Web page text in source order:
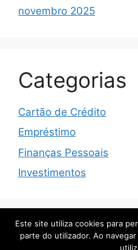
novembro 2025
Categorias
Cartão de Crédito
Empréstimo
Finanças Pessoais
Investimentos
© 2026 Cesar Tenório •
Este site utiliza cookies para
parte do utilizador. Ao